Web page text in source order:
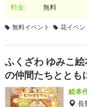
料金: 無料
無料イベント 花イベン
ふくざわ ゆみこ
の仲間たちととも
絵本
長